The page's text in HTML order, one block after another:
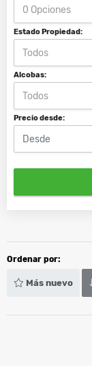
0 Opciones
Estado Propiedad:
Todos
Alcobas:
Todos
Precio desde:
Ordenar por:
Más nuevo